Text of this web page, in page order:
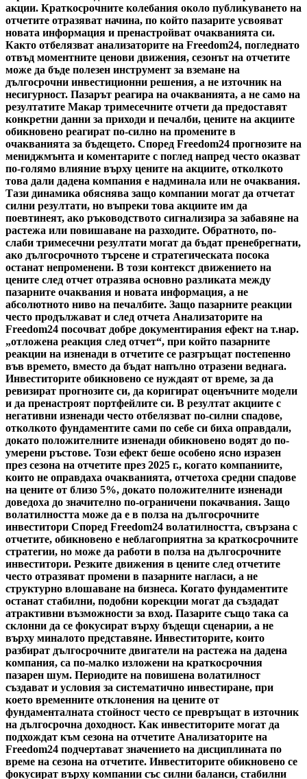
акции. Краткосрочните колебания около публикуването на
отчетите отразяват начина, по който пазарите усвояват
новата информация и пренастройват очакванията си.
Както отбелязват анализаторите на Freedom24, погледнато
отвъд моментните ценови движения, сезонът на отчетите
може да бъде полезен инструмент за вземане на
дългосрочни инвестиционни решения, а не източник на
несигурност. Пазарът реагира на очакванията, а не само на
резултатите Макар тримесечните отчети да предоставят
конкретни данни за приходи и печалби, цените на акциите
обикновено реагират по-силно на промените в
очакванията за бъдещето. Според Freedom24 прогнозите на
мениджмънта и коментарите с поглед напред често оказват
по-голямо влияние върху цените на акциите, отколкото
това дали дадена компания е надминала или не очаквания.
Тази динамика обяснява защо компании могат да отчетат
силни резултати, но въпреки това акциите им да
поевтинеят, ако ръководството сигнализира за забавяне на
растежа или повишаване на разходите. Обратното, по-
слаби тримесечни резултати могат да бъдат пренебрегнати,
ако дългосрочното търсене и стратегическата посока
останат непроменени. В този контекст движението на
цените след отчет отразява основно разликата между
пазарните очаквания и новата информация, а не
абсолютното ниво на печалбите. Защо пазарните реакции
често продължават и след отчета Анализаторите на
Freedom24 посочват добре документирания ефект на т.нар.
„отложена реакция след отчет“, при който пазарните
реакции на изненади в отчетите се разгръщат постепенно
във времето, вместо да бъдат напълно отразени веднага.
Инвеститорите обикновено се нуждаят от време, за да
ревизират прогнозите си, да коригират оценъчните модели
и да пренастроят портфейлите си. В резултат акциите с
негативни изненади често отбелязват по-силни спадове,
отколкото фундаментите сами по себе си биха оправдали,
докато положителните изненади обикновено водят до по-
умерени ръстове. Този ефект беше особено ясно изразен
през сезона на отчетите през 2025 г., когато компаниите,
които не оправдаха очакванията, отчетоха средни спадове
на цените от близо 5%, докато положителните изненади
доведоха до значително по-ограничени покачвания. Защо
волатилността може да е в полза на дългосрочните
инвеститори Според Freedom24 волатилността, свързана с
отчетите, обикновено е неблагоприятна за краткосрочните
стратегии, но може да работи в полза на дългосрочните
инвеститори. Резките движения в цените след отчетите
често отразяват промени в пазарните нагласи, а не
структурно влошаване на бизнеса. Когато фундаментите
останат стабилни, подобни корекции могат да създадат
атрактивни възможности за вход. Пазарите също така са
склонни да се фокусират върху бъдещи сценарии, а не
върху миналото представяне. Инвеститорите, които
разбират дългосрочните двигатели на растежа на дадена
компания, са по-малко изложени на краткосрочния
пазарен шум. Периодите на повишена волатилност
създават и условия за систематично инвестиране, при
което временните отклонения на цените от
фундаменталната стойност често се превръщат в източник
на дългосрочна доходност. Как инвеститорите могат да
подхождат към сезона на отчетите Анализаторите на
Freedom24 подчертават значението на дисциплината по
време на сезона на отчетите. Инвеститорите обикновено се
фокусират върху компании със силни баланси, стабилни